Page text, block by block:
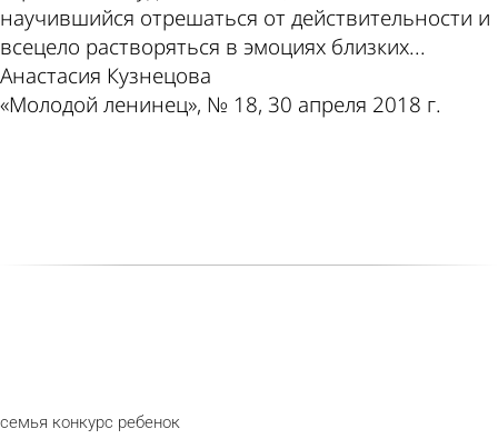
научившийся отрешаться от действительности и
всецело растворяться в эмоциях близких...
Анастасия Кузнецова
«Молодой ленинец», № 18, 30 апреля 2018 г.
семья конкурс ребенок